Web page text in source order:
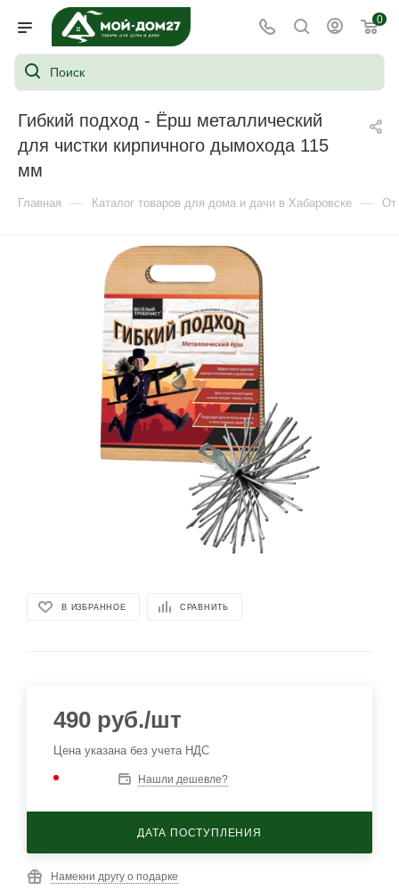
0
Гибкий подход - Ёрш металлический
для чистки кирпичного дымохода 115
мм
Главная — Каталог товаров для дома и дачи в Хабаровске —
В ИЗБРАННОЕ СРАВНИТЬ
490 руб./шт
Цена указана без учета НДС
Нашли дешевле?
ДАТА ПОСТУПЛЕНИЯ
Намекни другу о подарке